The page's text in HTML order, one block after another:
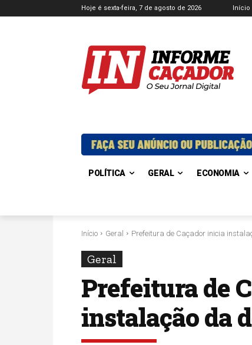
Hoje é sexta-feira, 7 de agosto de 2026 Início
POLÍTICA GERAL ECONOMIA
Início Geral Prefeitura de Caçador inicia
Geral
Prefeitura de
instalação da